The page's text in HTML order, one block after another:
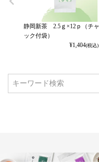
静岡新茶 2.5ｇ×12ｐ（チャ
ック付袋）
¥1,404(税込)